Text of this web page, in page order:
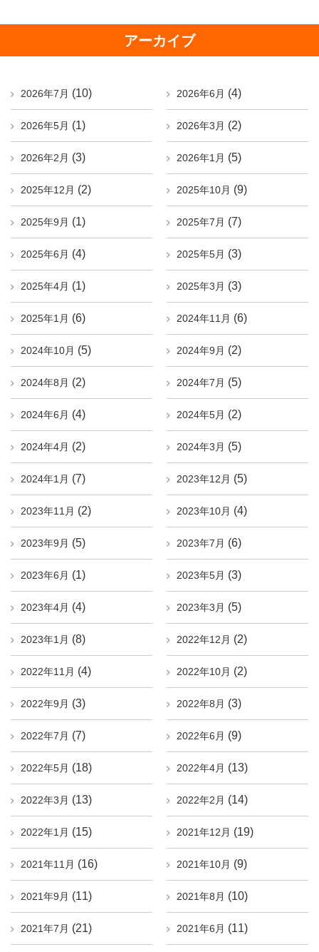
アーカイブ
2026年7月 (10) 2026年6月 (4)
2026年5月 (1) 2026年3月 (2)
2026年2月 (3) 2026年1月 (5)
2025年12月 (2) 2025年10月 (9)
2025年9月 (1) 2025年7月 (7)
2025年6月 (4) 2025年5月 (3)
2025年4月 (1) 2025年3月 (3)
2025年1月 (6) 2024年11月 (6)
2024年10月 (5) 2024年9月 (2)
2024年8月 (2) 2024年7月 (5)
2024年6月 (4) 2024年5月 (2)
2024年4月 (2) 2024年3月 (5)
2024年1月 (7) 2023年12月 (5)
2023年11月 (2) 2023年10月 (4)
2023年9月 (5) 2023年7月 (6)
2023年6月 (1) 2023年5月 (3)
2023年4月 (4) 2023年3月 (5)
2023年1月 (8) 2022年12月 (2)
2022年11月 (4) 2022年10月 (2)
2022年9月 (3) 2022年8月 (3)
2022年7月 (7) 2022年6月 (9)
2022年5月 (18) 2022年4月 (13)
2022年3月 (13) 2022年2月 (14)
2022年1月 (15) 2021年12月 (19)
2021年11月 (16) 2021年10月 (9)
2021年9月 (11) 2021年8月 (10)
2021年7月 (21) 2021年6月 (11)